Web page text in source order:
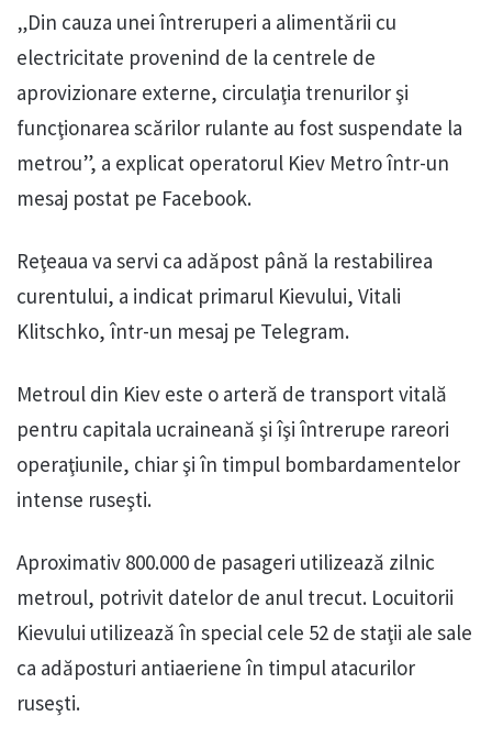
„Din cauza unei întreruperi a alimentării cu
electricitate provenind de la centrele de
aprovizionare externe, circulaţia trenurilor şi
funcţionarea scărilor rulante au fost suspendate la
metrou”, a explicat operatorul Kiev Metro într-un
mesaj postat pe Facebook.
Reţeaua va servi ca adăpost până la restabilirea
curentului, a indicat primarul Kievului, Vitali
Klitschko, într-un mesaj pe Telegram.
Metroul din Kiev este o arteră de transport vitală
pentru capitala ucraineană şi îşi întrerupe rareori
operaţiunile, chiar şi în timpul bombardamentelor
intense ruseşti.
Aproximativ 800.000 de pasageri utilizează zilnic
metroul, potrivit datelor de anul trecut. Locuitorii
Kievului utilizează în special cele 52 de staţii ale sale
ca adăposturi antiaeriene în timpul atacurilor
ruseşti.